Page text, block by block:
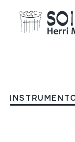
La
orale